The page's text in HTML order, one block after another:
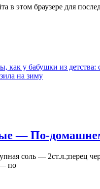
в этом браузере для
как у бабушки из
на зиму
— По-
соль — 2ст.л.;перец
по